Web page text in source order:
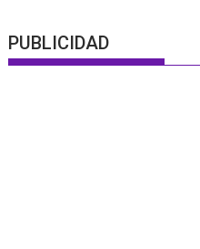
PUBLICIDAD